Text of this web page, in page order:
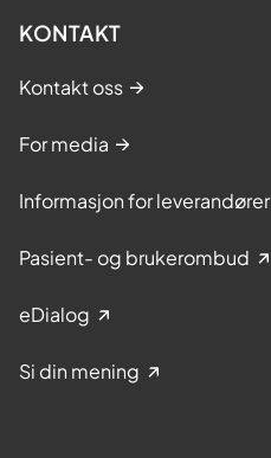
KONTAKT
Kontakt oss
For media
Informasjon for leverandører
Pasient- og brukerombud
eDialog
Si din mening